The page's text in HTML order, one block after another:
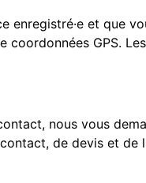
enregistré·e et que
coordonnées GPS.
nous vous
de devis et